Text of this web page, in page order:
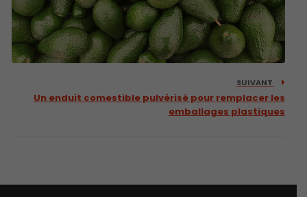
SUIVANT
Un enduit comestible pulvérisé pour remplacer les
emballages plastiques